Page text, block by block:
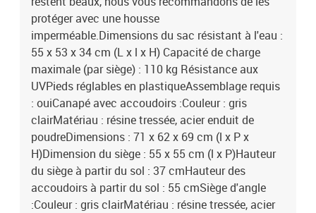
protéger avec une housse
imperméable.Dimensions du sac résistant à l'eau :
55 x 53 x 34 cm (L x l x H) Capacité de charge
maximale (par siège) : 110 kg Résistance aux
UVPieds réglables en plastiqueAssemblage requis
: ouiCanapé avec accoudoirs :Couleur : gris
clairMatériau : résine tressée, acier enduit de
poudreDimensions : 71 x 62 x 69 cm (l x P x
H)Dimension du siège : 55 x 55 cm (l x P)Hauteur
du siège à partir du sol : 37 cmHauteur des
accoudoirs à partir du sol : 55 cmSiège d'angle
:Couleur : gris clairMatériau : résine tressée, acier